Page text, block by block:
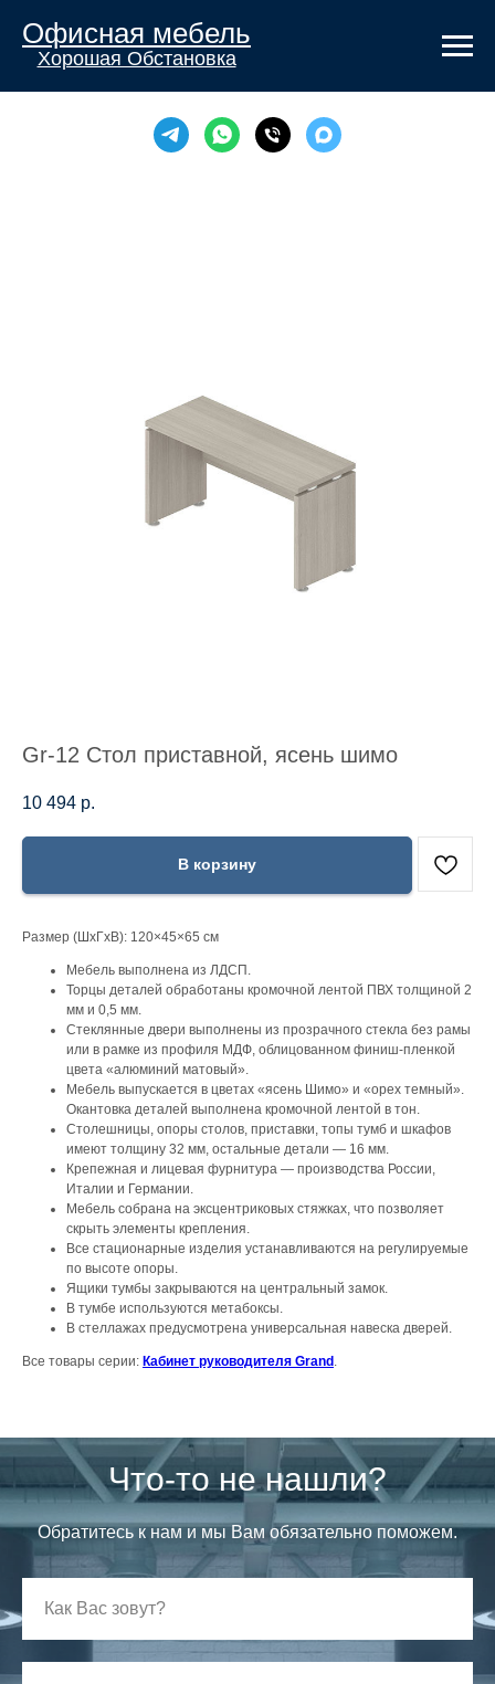
Офисная мебель
Хорошая Обстановка
Gr-12 Стол приставной, ясень шимо
10 494 р.
В корзину
Размер (ШхГхВ): 120×45×65 см
Мебель выполнена из ЛДСП.
Торцы деталей обработаны кромочной лентой ПВХ толщиной 2
мм и 0,5 мм.
Стеклянные двери выполнены из прозрачного стекла без рамы
или в рамке из профиля МДФ, облицованном финиш-пленкой
цвета «алюминий матовый».
Мебель выпускается в цветах «ясень Шимо» и «орех темный».
Окантовка деталей выполнена кромочной лентой в тон.
Столешницы, опоры столов, приставки, топы тумб и шкафов
имеют толщину 32 мм, остальные детали — 16 мм.
Крепежная и лицевая фурнитура — производства России,
Италии и Германии.
Мебель собрана на эксцентриковых стяжках, что позволяет
скрыть элементы крепления.
Все стационарные изделия устанавливаются на регулируемые
по высоте опоры.
Ящики тумбы закрываются на центральный замок.
В тумбе используются метабоксы.
В стеллажах предусмотрена универсальная навеска дверей.
Все товары серии: Кабинет руководителя Grand
Что-то не нашли?
Обратитесь к нам и мы Вам обязательно поможем.